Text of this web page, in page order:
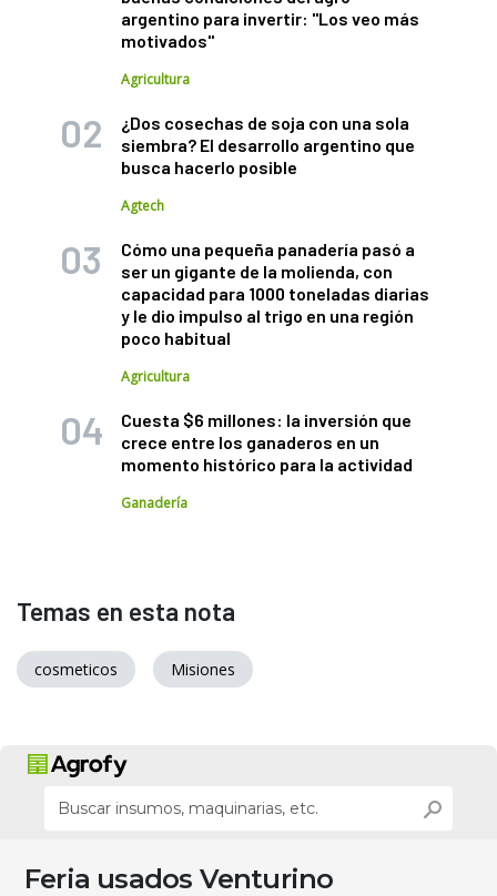
argentino para invertir: "Los veo más
motivados"
Agricultura
¿Dos cosechas de soja con una sola
siembra? El desarrollo argentino que
busca hacerlo posible
Agtech
Cómo una pequeña panadería pasó a
ser un gigante de la molienda, con
capacidad para 1000 toneladas diarias
y le dio impulso al trigo en una región
poco habitual
Agricultura
Cuesta $6 millones: la inversión que
crece entre los ganaderos en un
momento histórico para la actividad
Ganadería
Temas en esta nota
cosmeticos Misiones
Feria usados Venturino